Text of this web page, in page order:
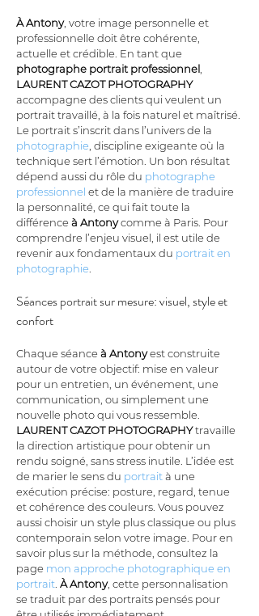
À Antony, votre image personnelle et
professionnelle doit être cohérente,
actuelle et crédible. En tant que
photographe portrait professionnel
LAURENT CAZOT PHOTOGRAPHY
accompagne des clients qui veulent un
portrait travaillé, à la fois naturel et maîtrisé.
Le portrait s’inscrit dans l’univers de la
photographie , discipline exigeante où la
technique sert l’émotion. Un bon résultat
dépend aussi du rôle du photographe
professionnel et de la manière de traduire
la personnalité, ce qui fait toute la
différence à Antony comme à Paris. Pour
comprendre l’enjeu visuel, il est utile de
revenir aux fondamentaux du portrait en
photographie
Séances portrait sur mesure: visuel, style et
confort
Chaque séance à Antony est construite
autour de votre objectif: mise en valeur
pour un entretien, un événement, une
communication, ou simplement une
nouvelle photo qui vous ressemble.
LAURENT CAZOT PHOTOGRAPHY travaille
la direction artistique pour obtenir un
rendu soigné, sans stress inutile. L’idée est
de marier le sens du portrait à une
exécution précise: posture, regard, tenue
et cohérence des couleurs. Vous pouvez
aussi choisir un style plus classique ou plus
contemporain selon votre image. Pour en
savoir plus sur la méthode, consultez la
page mon approche photographique en
portrait À Antony, cette personnalisation
se traduit par des portraits pensés pour